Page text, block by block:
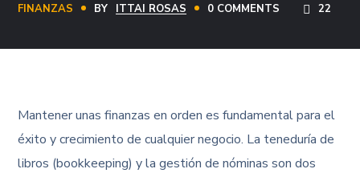
FINANZAS BY ITTAI ROSAS 0 COMMENTS 22
Mantener unas finanzas en orden es fundamental para el
éxito y crecimiento de cualquier negocio. La teneduría de
libros (bookkeeping) y la gestión de nóminas son dos